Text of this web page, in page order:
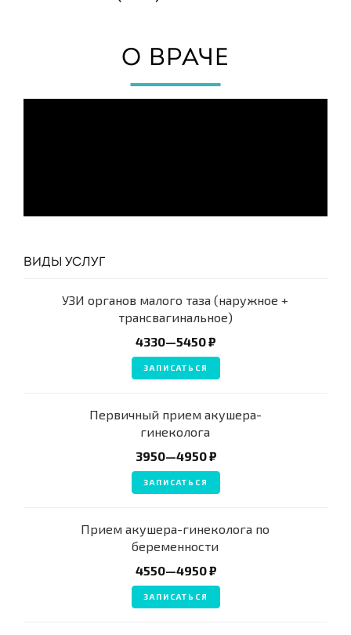
О ВРАЧЕ
ВИДЫ УСЛУГ
УЗИ органов малого таза (наружное +
трансвагинальное)
4330—5450 ₽
ЗАПИСАТЬСЯ
Первичный прием акушера-
гинеколога
3950—4950 ₽
ЗАПИСАТЬСЯ
Прием акушера-гинеколога по
беременности
4550—4950 ₽
ЗАПИСАТЬСЯ